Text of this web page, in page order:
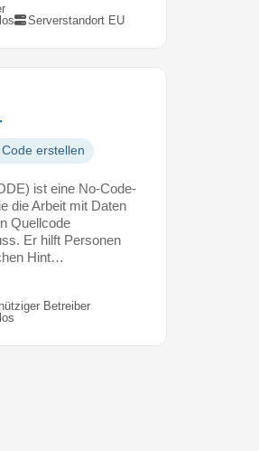
Serverstandort EU
erstellen
ist eine No-Code-
die Arbeit mit Daten
Quellcode
Er hilft Personen
Hint…
Betreiber